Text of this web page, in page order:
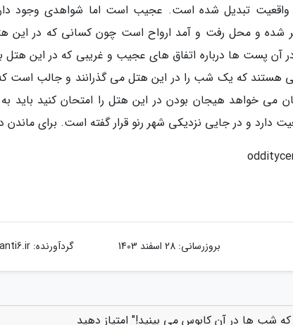
واقعیت تبدیل شده است. عجیب است اما شواهدی وجود
شده و محل رفت و آمد ارواح است چون کسانی که در این
آن پست ها درباره اتفاق های عجیب و غریبی که در این هتل
هستند که یک شب را در این هتل می گذرانند و جالب
می خواهد هیجان بودن در این هتل را امتحان کنید باید
بروزرسانی: 28 اسفند 1403 گردآورنده:anti6.ir
شب ها در آن کابوس می بینید!" امتیاز دهید